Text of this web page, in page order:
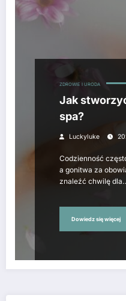
ZDROWIE I URODA
Jak
spa?
Luckyluke
Codzienność
a gonitwa za
znaleźć chwilę
Dowiedz się więcej